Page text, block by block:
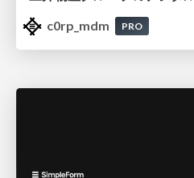
c0rp_mdm
PRO